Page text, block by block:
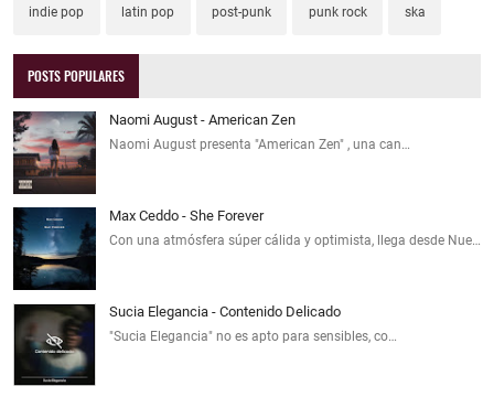
indie pop latin pop post-punk punk rock ska
POSTS POPULARES
Naomi August - American Zen
Naomi August presenta "American Zen" , una can…
Max Ceddo - She Forever
Con una atmósfera súper cálida y optimista, llega desde Nue…
Sucia Elegancia - Contenido Delicado
"Sucia Elegancia" no es apto para sensibles, co…